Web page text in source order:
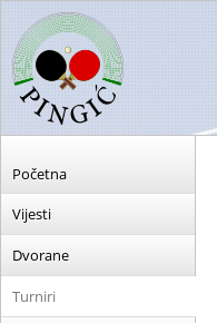
Početna
Vijesti
Dvorane
Turniri